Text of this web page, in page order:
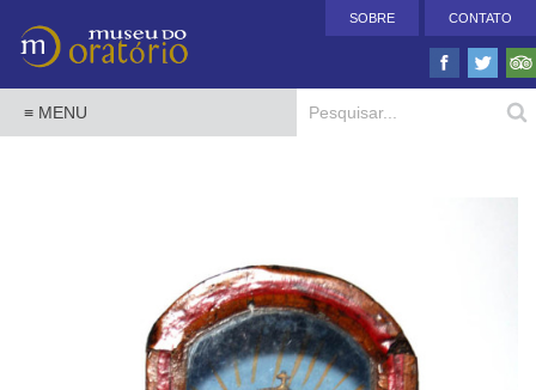
SOBRE CONTATO